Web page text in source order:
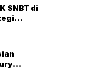
SNBT di
di